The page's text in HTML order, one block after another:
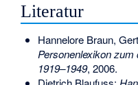
Literatur
Hannelore Braun,
Personenlexikon
1919–1949, 2006.